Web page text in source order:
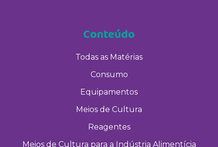
Conteúdo
Todas as Matérias
Consumo
Equipamentos
Meios de Cultura
Reagentes
Meios de Cultura para a Indústria Alimentícia